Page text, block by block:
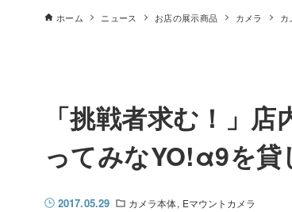
ホーム ニュース お店の展示商品 カメラ カ
「挑戦者求む！」
ってみなYO!α9を貸
2017.05.29 カメラ本体 Eマウントカメラ